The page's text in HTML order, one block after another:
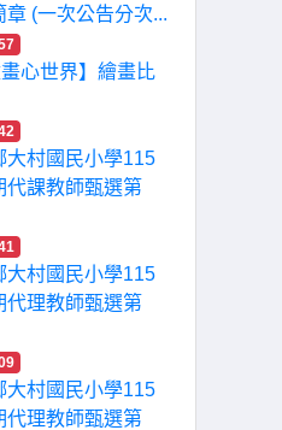
(一次公告分次...
心世界】繪畫比
大村國民小學115
代課教師甄選第
大村國民小學115
代理教師甄選第
大村國民小學115
代理教師甄選第